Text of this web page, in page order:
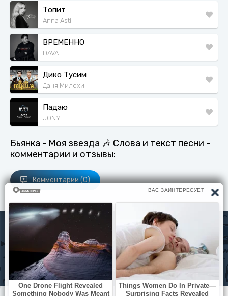
Топит
Anna Asti
ВРЕМЕННО
DAVA
Дико Тусим
Даня Милохин
Падаю
JONY
Бьянка - Моя звезда 🎶 Слова и текст песни -
комментарии и отзывы:
Комментарии (0)
Исполнители
Политика конфиденциальности
Читать книги
© slova-pesni.com 2020 - 2026 По любым вопросам
оброащайтесь на почту
slovapesni.com@gmail.com